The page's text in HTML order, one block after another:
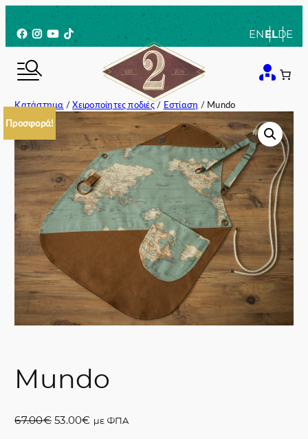
στο
περιεχόμενο
Facebook
Instagram
YouTube
TikTok ENELDE
Κατάστημα /Χειροποίητες ποδιές/ Εστίαση / Mundo
Προσφορά!
Mundo
67.00€ O
53.00€Ημε ΦΠΑ